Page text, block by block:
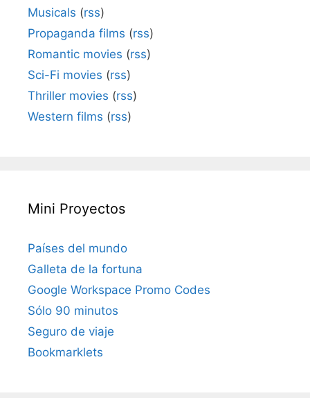
Musicals (rss)
Propaganda films (rss)
Romantic movies (rss)
Sci-Fi movies (rss)
Thriller movies (rss)
Western films (rss)
Mini Proyectos
Países del mundo
Galleta de la fortuna
Google Workspace Promo Codes
Sólo 90 minutos
Seguro de viaje
Bookmarklets